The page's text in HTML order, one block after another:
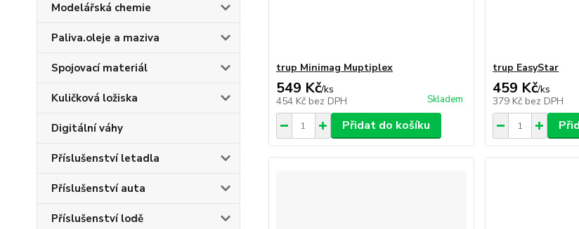
Modelářská chemie
Paliva.oleje a maziva
Spojovací materiál
Kuličková ložiska
Digitální váhy
Příslušenství letadla
Příslušenství auta
Příslušenství lodě
trup Minimag Muptiplex
549 Kč/ks
454 Kč bez DPH Skladem
Přidat do košíku
trup EasyStar
459 Kč/ks
379 Kč bez DPH